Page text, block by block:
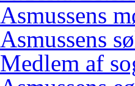
Asmussens
Asmussens
Medlem af